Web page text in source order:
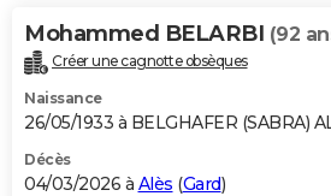
Mohammed BELARBI (92
Créer une cagnotte obsèques
Naissance
26/05/1933 à BELGHAFER (SABRA)
Décès
04/03/2026 à Alès (Gard)